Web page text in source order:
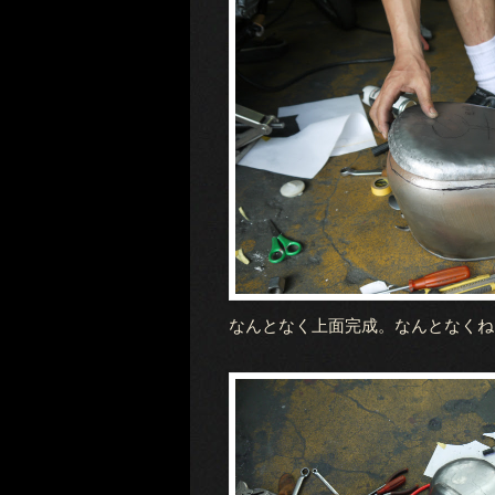
なんとなく上面完成。なんとなく